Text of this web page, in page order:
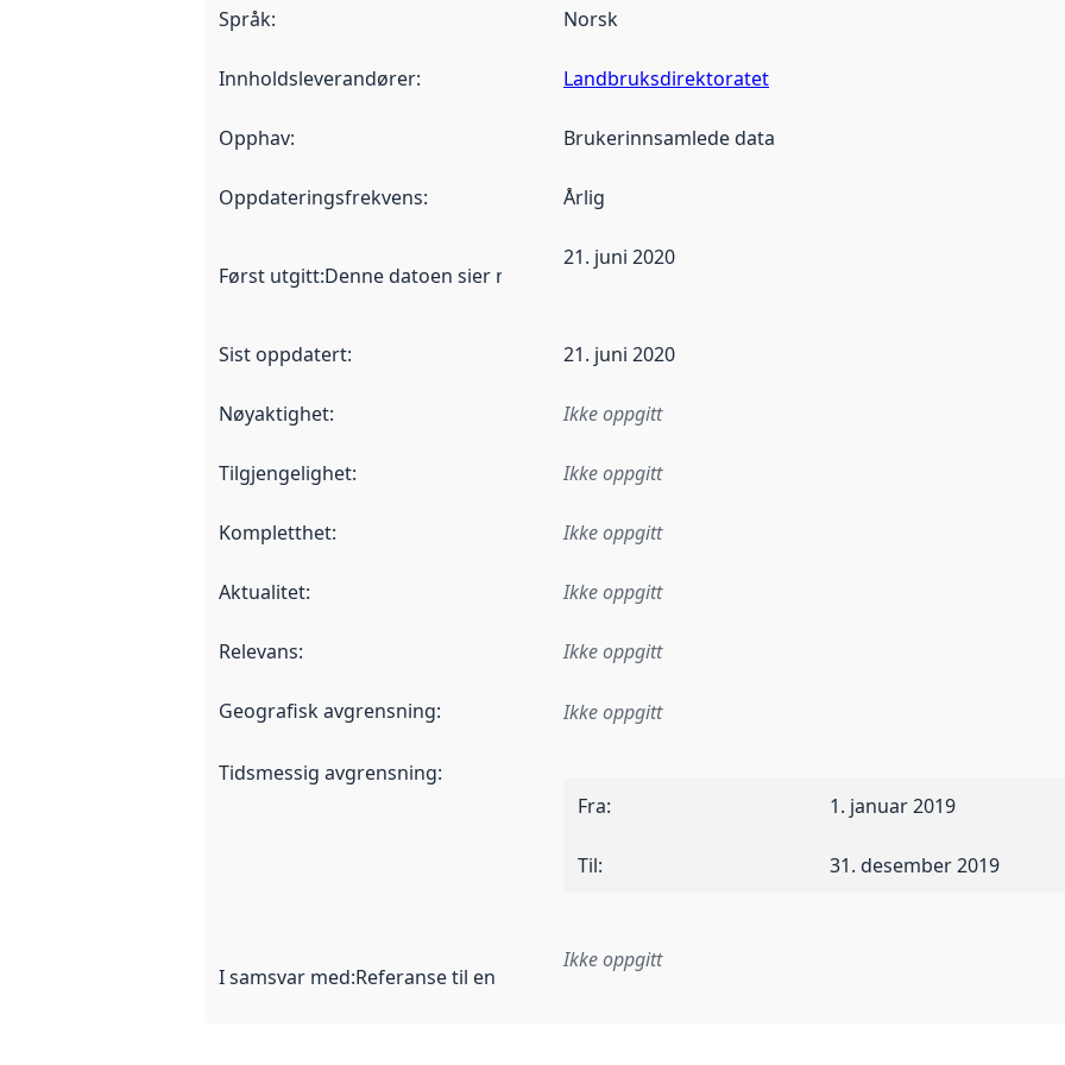
Språk: Norsk
Innholdsleverandører: Landbruksdirektoratet
Opphav: Brukerinnsamlede data
Oppdateringsfrekvens: Årlig
Først utgitt:Denne datoen sier når dataene i dette datasettet første gang ble utgitt. Det kan
21. juni 2020
Sist oppdatert: 21. juni 2020
Nøyaktighet: Ikke oppgitt
Tilgjengelighet: Ikke oppgitt
Kompletthet: Ikke oppgitt
Aktualitet: Ikke oppgitt
Relevans: Ikke oppgitt
Geografisk avgrensning: Ikke oppgitt
Tidsmessig avgrensning:
Fra: 1. januar 2019
Til: 31. desember 2019
I samsvar med:Referanse til en implementasjonsregel eller annen spesifikasjon, som ligger
Ikke oppgitt